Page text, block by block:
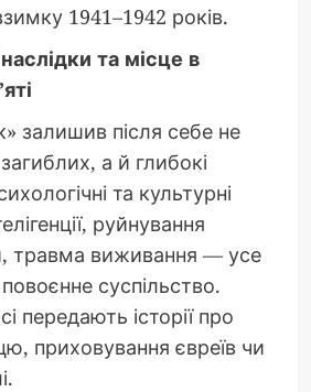
1941–1942 років.
та місце в
залишив після себе не
а й глибокі
та культурні
руйнування
травма виживання — усе
суспільство.
передають історії про
приховування євреїв чи